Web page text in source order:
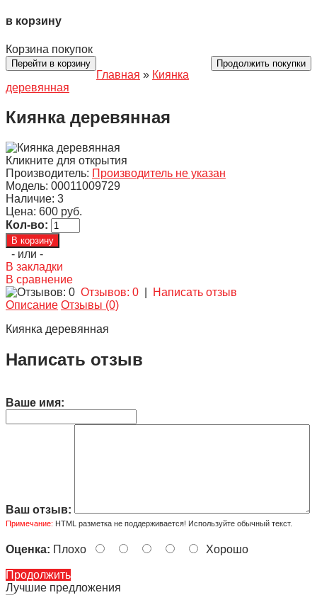
в корзину
Корзина покупок
Перейти в корзину Продолжить покупки
Главная » Киянка
деревянная
Киянка деревянная
Кликните для открытия
Производитель: Производитель не указан
Модель: 00011009729
Наличие: 3
Цена: 600 руб.
Кол-во:
- или -
В закладки
В сравнение
Отзывов: 0
Написать отзыв
Описание Отзывы (0)
Киянка деревянная
Написать отзыв
Ваше имя:
Ваш отзыв:
Примечание: HTML разметка не поддерживается! Используйте обычный текст.
Оценка: Плохо Хорошо
Продолжить
Лучшие предложения